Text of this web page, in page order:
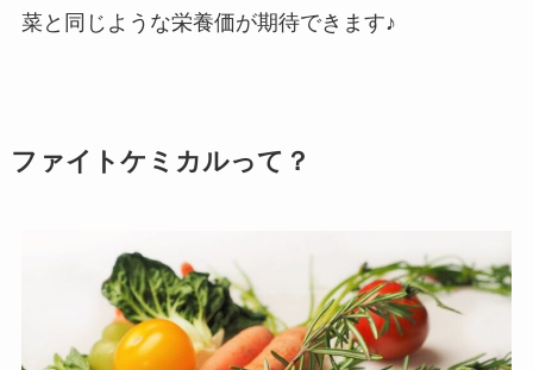
菜と同じような栄養価が期待できます♪
ファイトケミカルって？